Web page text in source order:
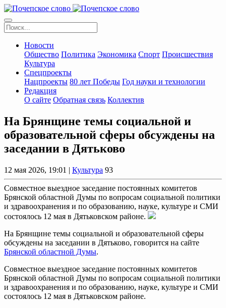
Новости
Общество Политика Экономика Спорт Происшествия
Культура
Спецпроекты
Нацпроекты 80 лет Победы Год науки и технологии
Редакция
О сайте Обратная связь Коллектив
На Брянщине темы социальной и
образовательной сферы обсуждены на
заседании в Дятьково
12 мая 2026, 19:01 | Культура 93
Совместное выездное заседание постоянных комитетов
Брянской областной Думы по вопросам социальной политики
и здравоохранения и по образованию, науке, культуре и СМИ
состоялось 12 мая в Дятьковском районе.
На Брянщине темы социальной и образовательной сферы
обсуждены на заседании в Дятьково, говорится на сайте
Брянской областной Думы.
Совместное выездное заседание постоянных комитетов
Брянской областной Думы по вопросам социальной политики
и здравоохранения и по образованию, науке, культуре и СМИ
состоялось 12 мая в Дятьковском районе.